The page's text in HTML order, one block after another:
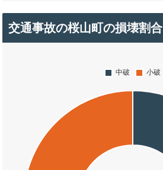
交通事故の桜山町の損壊割合